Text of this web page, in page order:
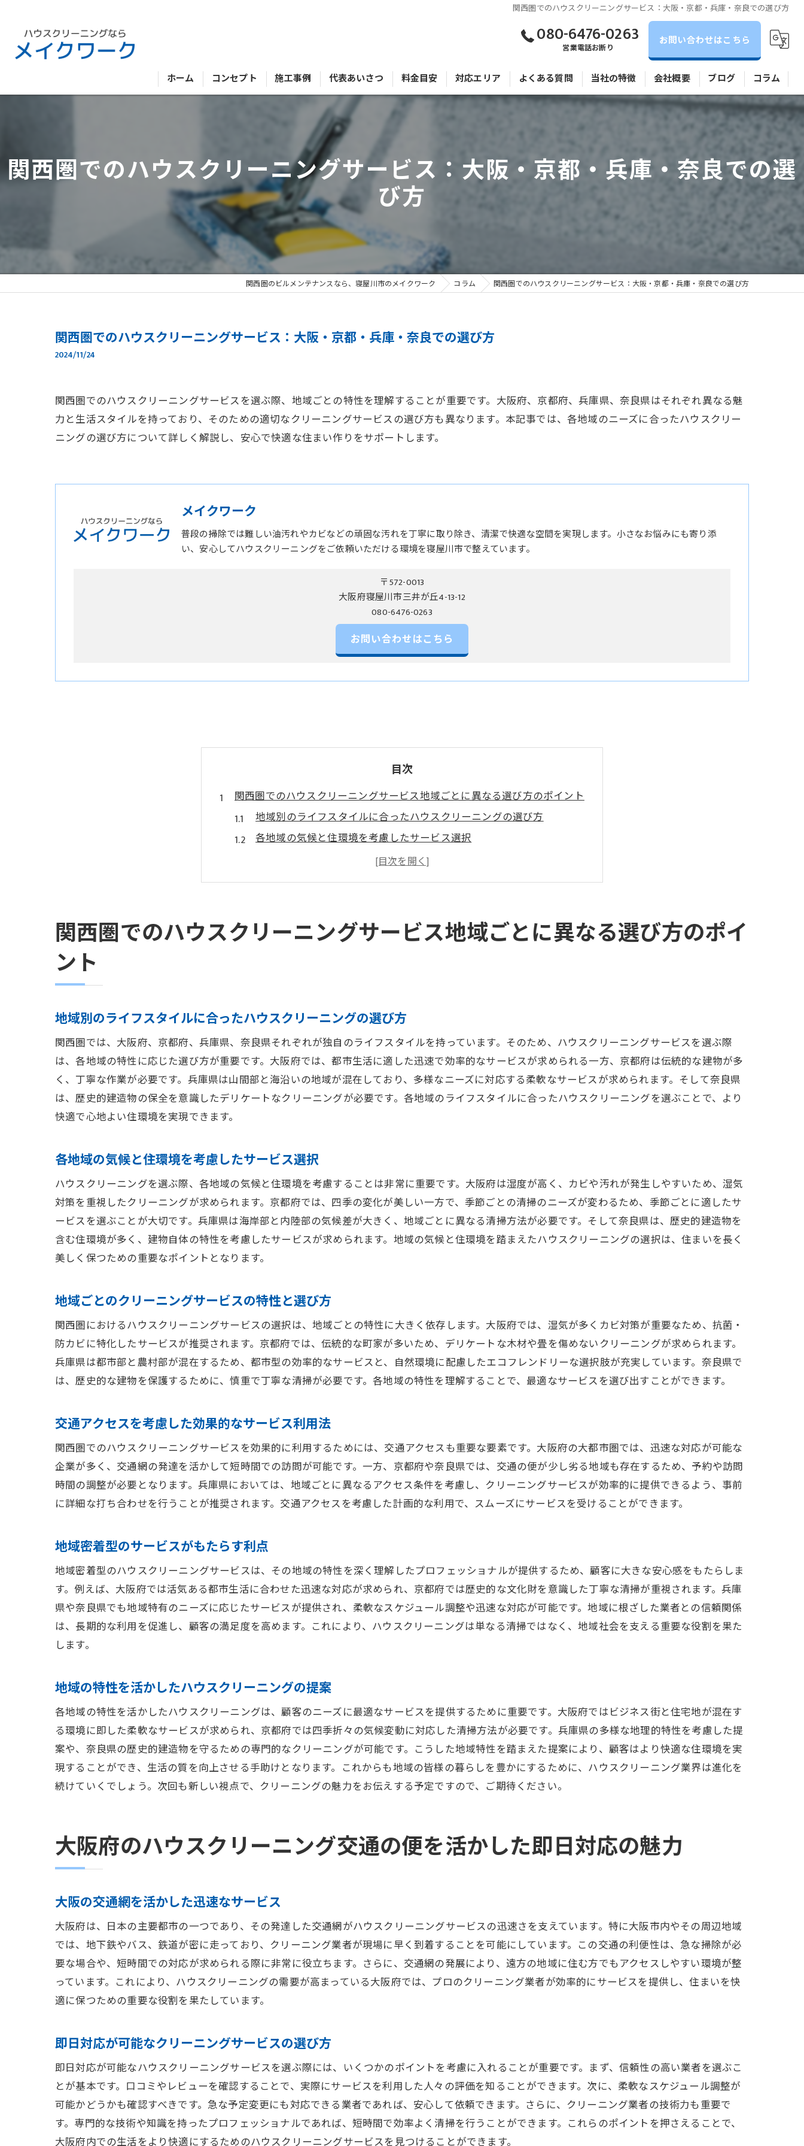
関西圏でのハウスクリーニングサービス：大阪・京都・兵庫・奈良での選び方
080-6476-0263
営業電話お断り お問い合わせはこちら
ホーム コンセプト 施工事例 代表あいさつ 料金目安 対応エリア よくある質問 当社の特徴
マンション
相談
会社概要 ブログ コラム
関西圏でのハウスクリーニングサービス：大阪・京都・兵庫・奈良での選
び方
関西圏のビルメンテナンスなら、寝屋川市のメイクワーク コラム 関西圏でのハウスクリーニングサービス：大阪・京都・兵庫・奈良での選び方
関西圏でのハウスクリーニングサービス：大阪・京都・兵庫・奈良での選び方
2024/11/24
関西圏でのハウスクリーニングサービスを選ぶ際、地域ごとの特性を理解することが重要です。大阪府、京都府、兵庫県、奈良県はそれぞれ異なる魅
力と生活スタイルを持っており、そのための適切なクリーニングサービスの選び方も異なります。本記事では、各地域のニーズに合ったハウスクリー
ニングの選び方について詳しく解説し、安心で快適な住まい作りをサポートします。
メイクワーク
普段の掃除では難しい油汚れやカビなどの頑固な汚れを丁寧に取り除き、清潔で快適な空間を実現します。小さなお悩みにも寄り添
い、安心してハウスクリーニングをご依頼いただける環境を寝屋川市で整えています。
〒572-0013
大阪府寝屋川市三井が丘4-13-12
お問い合わせはこちら
目次
関西圏でのハウスクリーニングサービス地域ごとに異なる選び方のポイント
地域別のライフスタイルに合ったハウスクリーニングの選び方
各地域の気候と住環境を考慮したサービス選択
地域ごとのクリーニングサービスの特性と選び方
交通アクセスを考慮した効果的なサービス利用法
地域の特性を活かしたハウスクリーニングの提案
大阪府のハウスクリーニング交通の便を活かした即日対応の魅力
大阪府の特性に合ったクリーニング業者の選択
緊急時にも安心なクリーニングサービス
大阪での効果的なハウスクリーニング利用法
京都府の伝統的な住宅に最適なハウスクリーニングの選び方
和風建築に特化したハウスクリーニングの特徴
伝統と現代を融合させたクリーニング方法論
京都での特有のクリーニングニーズへの対応
兵庫県の多様なライフスタイルに応じたハウスクリーニングの提案
多様なライフスタイルに対応するクリーニングサービス
生活スタイルに応じたカスタマイズクリーニング
兵庫県での効果的なハウスクリーニング選び
ライフスタイルに沿ったクリーニングプラン提案
地域特性を活かしたサービスの利用法
奈良県の自然環境を考慮したエコフレンドリーなハウスクリーニング
自然と共生するクリーニングサービスの選び方
奈良県の環境に配慮したクリーニング提案
エコフレンドリーな洗剤と技術の活用法
環境保全に貢献するクリーニング企業の選択
自然環境を尊重したハウスクリーニングの実践
プロフェッショナルによる効果的な清掃技術
住環境改善のためのクリーニングアドバイス
快適な居住空間を実現する掃除のテクニック
専門家が提案するクリーニングのポイント
衛生的な住まい作りを支えるプロの技
地域特性を理解したクリーニング選択の重要性
各地域の住民ニーズに応えるサービスの選び方
地域に根ざしたクリーニング業者の見極め方
住環境に適したクリーニングサービスの特徴
地域ごとの特性を活かしたサービスの提案
総合的な住まいのケアを提供するクリーニング選び
居住環境を包括的にサポートするサービスの提案
関西圏の住環境に最適なプロフェッショナルの選び方
住まいのトータルケアを実現するクリーニングの役割
関西圏でのハウスクリーニングサービス地域ごとに異なる選び方のポイ
ント
地域別のライフスタイルに合ったハウスクリーニングの選び方
関西圏では、大阪府、京都府、兵庫県、奈良県それぞれが独自のライフスタイルを持っています。そのため、ハウスクリーニングサービスを選ぶ際
は、各地域の特性に応じた選び方が重要です。大阪府では、都市生活に適した迅速で効率的なサービスが求められる一方、京都府は伝統的な建物が多
く、丁寧な作業が必要です。兵庫県は山間部と海沿いの地域が混在しており、多様なニーズに対応する柔軟なサービスが求められます。そして奈良県
は、歴史的建造物の保全を意識したデリケートなクリーニングが必要です。各地域のライフスタイルに合ったハウスクリーニングを選ぶことで、より
快適で心地よい住環境を実現できます。
各地域の気候と住環境を考慮したサービス選択
ハウスクリーニングを選ぶ際、各地域の気候と住環境を考慮することは非常に重要です。大阪府は湿度が高く、カビや汚れが発生しやすいため、湿気
対策を重視したクリーニングが求められます。京都府では、四季の変化が美しい一方で、季節ごとの清掃のニーズが変わるため、季節ごとに適したサ
ービスを選ぶことが大切です。兵庫県は海岸部と内陸部の気候差が大きく、地域ごとに異なる清掃方法が必要です。そして奈良県は、歴史的建造物を
含む住環境が多く、建物自体の特性を考慮したサービスが求められます。地域の気候と住環境を踏まえたハウスクリーニングの選択は、住まいを長く
美しく保つための重要なポイントとなります。
地域ごとのクリーニングサービスの特性と選び方
関西圏におけるハウスクリーニングサービスの選択は、地域ごとの特性に大きく依存します。大阪府では、湿気が多くカビ対策が重要なため、抗菌・
防カビに特化したサービスが推奨されます。京都府では、伝統的な町家が多いため、デリケートな木材や畳を傷めないクリーニングが求められます。
兵庫県は都市部と農村部が混在するため、都市型の効率的なサービスと、自然環境に配慮したエコフレンドリーな選択肢が充実しています。奈良県で
は、歴史的な建物を保護するために、慎重で丁寧な清掃が必要です。各地域の特性を理解することで、最適なサービスを選び出すことができます。
交通アクセスを考慮した効果的なサービス利用法
関西圏でのハウスクリーニングサービスを効果的に利用するためには、交通アクセスも重要な要素です。大阪府の大都市圏では、迅速な対応が可能な
企業が多く、交通網の発達を活かして短時間での訪問が可能です。一方、京都府や奈良県では、交通の便が少し劣る地域も存在するため、予約や訪問
時間の調整が必要となります。兵庫県においては、地域ごとに異なるアクセス条件を考慮し、クリーニングサービスが効率的に提供できるよう、事前
に詳細な打ち合わせを行うことが推奨されます。交通アクセスを考慮した計画的な利用で、スムーズにサービスを受けることができます。
地域密着型のサービスがもたらす利点
地域密着型のハウスクリーニングサービスは、その地域の特性を深く理解したプロフェッショナルが提供するため、顧客に大きな安心感をもたらしま
す。例えば、大阪府では活気ある都市生活に合わせた迅速な対応が求められ、京都府では歴史的な文化財を意識した丁寧な清掃が重視されます。兵庫
県や奈良県でも地域特有のニーズに応じたサービスが提供され、柔軟なスケジュール調整や迅速な対応が可能です。地域に根ざした業者との信頼関係
は、長期的な利用を促進し、顧客の満足度を高めます。これにより、ハウスクリーニングは単なる清掃ではなく、地域社会を支える重要な役割を果た
します。
地域の特性を活かしたハウスクリーニングの提案
各地域の特性を活かしたハウスクリーニングは、顧客のニーズに最適なサービスを提供するために重要です。大阪府ではビジネス街と住宅地が混在す
る環境に即した柔軟なサービスが求められ、京都府では四季折々の気候変動に対応した清掃方法が必要です。兵庫県の多様な地理的特性を考慮した提
案や、奈良県の歴史的建造物を守るための専門的なクリーニングが可能です。こうした地域特性を踏まえた提案により、顧客はより快適な住環境を実
現することができ、生活の質を向上させる手助けとなります。これからも地域の皆様の暮らしを豊かにするために、ハウスクリーニング業界は進化を
続けていくでしょう。次回も新しい視点で、クリーニングの魅力をお伝えする予定ですので、ご期待ください。
大阪府のハウスクリーニング交通の便を活かした即日対応の魅力
大阪の交通網を活かした迅速なサービス
大阪府は、日本の主要都市の一つであり、その発達した交通網がハウスクリーニングサービスの迅速さを支えています。特に大阪市内やその周辺地域
では、地下鉄やバス、鉄道が密に走っており、クリーニング業者が現場に早く到着することを可能にしています。この交通の利便性は、急な掃除が必
要な場合や、短時間での対応が求められる際に非常に役立ちます。さらに、交通網の発展により、遠方の地域に住む方でもアクセスしやすい環境が整
っています。これにより、ハウスクリーニングの需要が高まっている大阪府では、プロのクリーニング業者が効率的にサービスを提供し、住まいを快
適に保つための重要な役割を果たしています。
即日対応が可能なクリーニングサービスの選び方
即日対応が可能なハウスクリーニングサービスを選ぶ際には、いくつかのポイントを考慮に入れることが重要です。まず、信頼性の高い業者を選ぶこ
とが基本です。口コミやレビューを確認することで、実際にサービスを利用した人々の評価を知ることができます。次に、柔軟なスケジュール調整が
可能かどうかも確認すべきです。急な予定変更にも対応できる業者であれば、安心して依頼できます。さらに、クリーニング業者の技術力も重要で
す。専門的な技術や知識を持ったプロフェッショナルであれば、短時間で効率よく清掃を行うことができます。これらのポイントを押さえることで、
大阪府内での生活をより快適にするためのハウスクリーニングサービスを見つけることができます。